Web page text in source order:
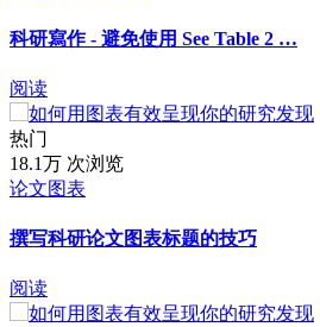
科研寫作 - 避免使用 See Table 2 …
阅读
热门
18.1万 次浏览
论文图表
撰写科研论文图表标题的技巧
阅读